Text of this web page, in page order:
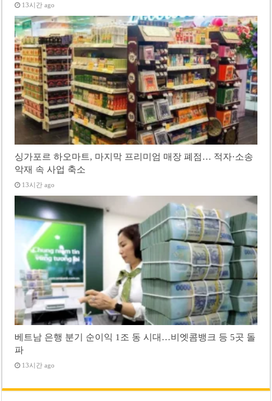
13시간 ago
싱가포르 하오마트, 마지막 프리미엄 매장 폐점… 적자·소송
악재 속 사업 축소
13시간 ago
베트남 은행 분기 순이익 1조 동 시대…비엣콤뱅크 등 5곳 돌
파
13시간 ago